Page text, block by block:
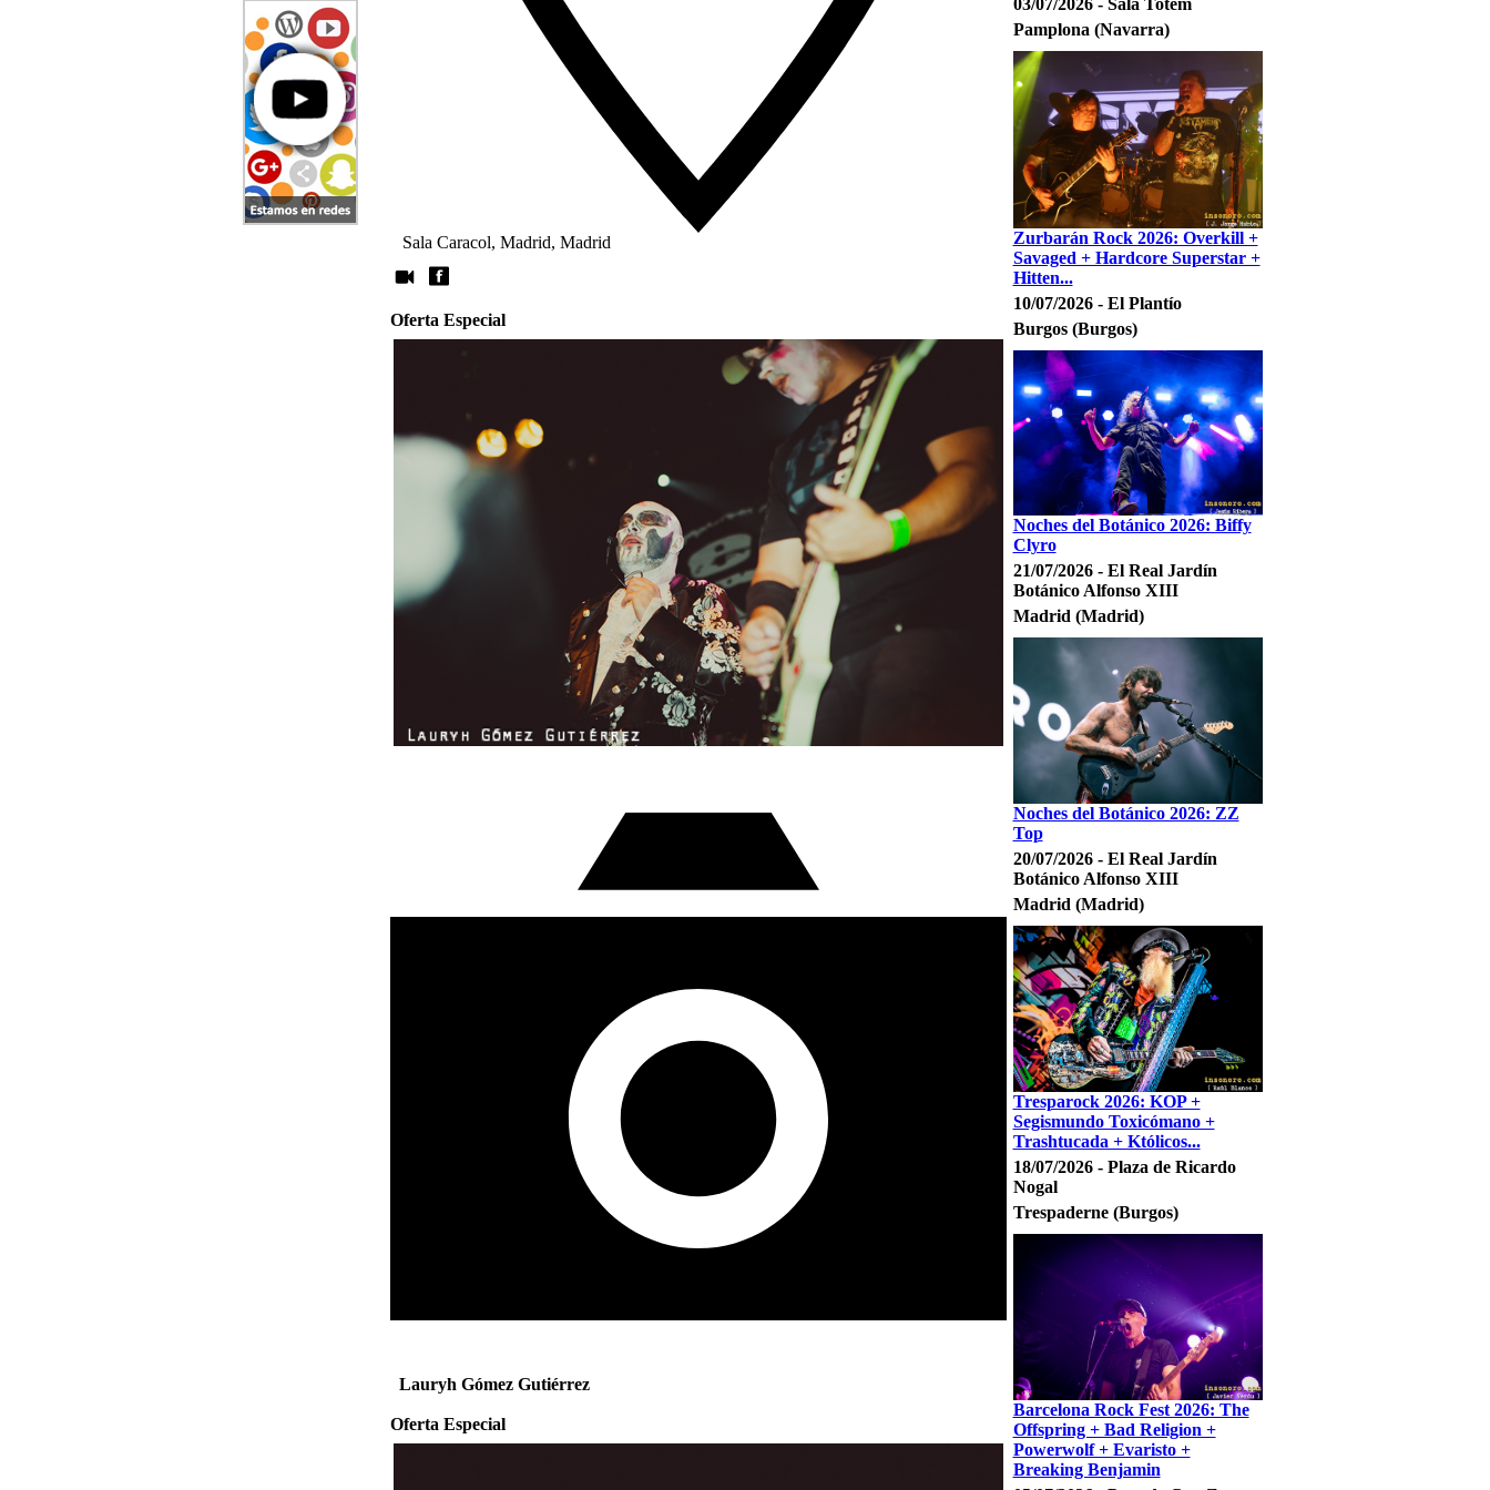
Sala Caracol, Madrid, Madrid
Oferta Especial
Lauryh Gómez Gutiérrez
Oferta Especial
03/07/2026 - Sala Totem
Pamplona (Navarra)
Zurbarán Rock 2026: Overkill +
Savaged + Hardcore Superstar +
Hitten...
10/07/2026 - El Plantío
Burgos (Burgos)
Noches del Botánico 2026: Biffy
Clyro
21/07/2026 - El Real Jardín
Botánico Alfonso XIII
Madrid (Madrid)
Noches del Botánico 2026: ZZ
Top
20/07/2026 - El Real Jardín
Botánico Alfonso XIII
Madrid (Madrid)
Tresparock 2026: KOP +
Segismundo Toxicómano +
Trashtucada + Któlicos...
18/07/2026 - Plaza de Ricardo
Nogal
Trespaderne (Burgos)
Barcelona Rock Fest 2026: The
Offspring + Bad Religion +
Powerwolf + Evaristo +
Breaking Benjamin